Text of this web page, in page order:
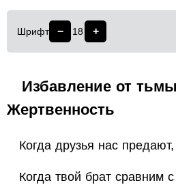
Шрифт − 18 +
Избавление от
Жертвенность
Когда друзья нас предают,
Когда твой брат сравним